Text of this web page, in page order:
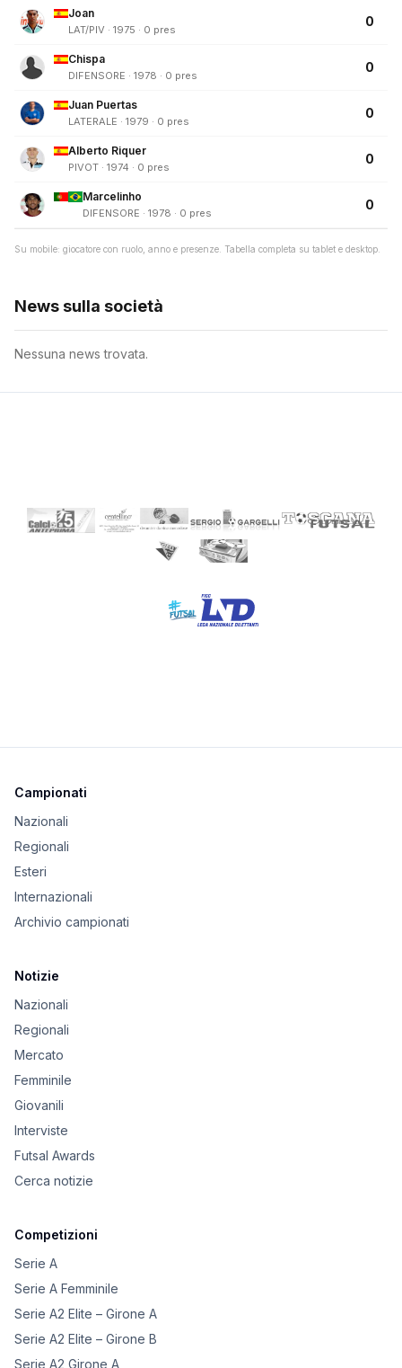
Joan
LAT/PIV · 1975 · 0 pres
0
Chispa
DIFENSORE · 1978 · 0 pres
0
Juan Puertas
LATERALE · 1979 · 0 pres
0
Alberto Riquer
PIVOT · 1974 · 0 pres
0
Marcelinho
DIFENSORE · 1978 · 0 pres
0
Su mobile: giocatore con ruolo, anno e presenze. Tabella completa su tablet e desktop.
News sulla società
Nessuna news trovata.
Campionati
Nazionali
Regionali
Esteri
Internazionali
Archivio campionati
Notizie
Nazionali
Regionali
Mercato
Femminile
Giovanili
Interviste
Futsal Awards
Cerca notizie
Competizioni
Serie A
Serie A Femminile
Serie A2 Elite – Girone A
Serie A2 Elite – Girone B
Serie A2 Girone A